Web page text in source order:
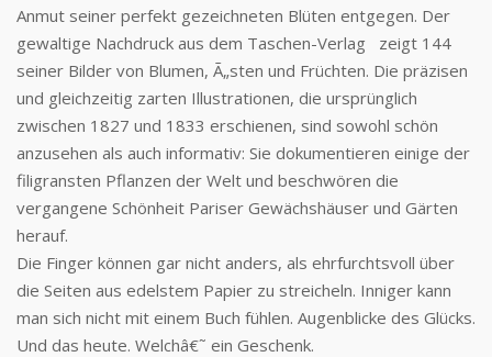
Anmut seiner perfekt gezeichneten Blüten entgegen. Der
gewaltige Nachdruck aus dem Taschen-Verlag zeigt 144
seiner Bilder von Blumen, Ã„sten und Früchten. Die präzisen
und gleichzeitig zarten Illustrationen, die ursprünglich
zwischen 1827 und 1833 erschienen, sind sowohl schön
anzusehen als auch informativ: Sie dokumentieren einige der
filigransten Pflanzen der Welt und beschwören die
vergangene Schönheit Pariser Gewächshäuser und Gärten
herauf.
Die Finger können gar nicht anders, als ehrfurchtsvoll über
die Seiten aus edelstem Papier zu streicheln. Inniger kann
man sich nicht mit einem Buch fühlen. Augenblicke des Glücks.
Und das heute. Welchâ€˜ ein Geschenk.